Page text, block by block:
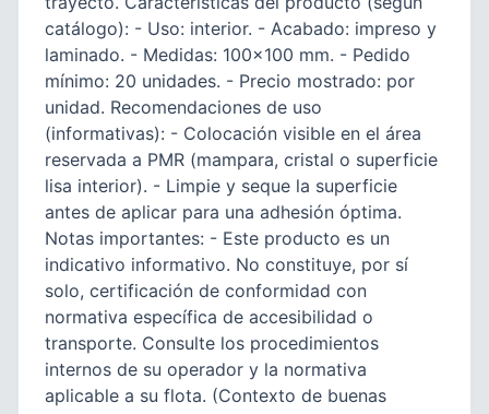
catálogo): - Uso: interior. - Acabado: impreso y
laminado. - Medidas: 100×100 mm. - Pedido
mínimo: 20 unidades. - Precio mostrado: por
unidad. Recomendaciones de uso
(informativas): - Colocación visible en el área
reservada a PMR (mampara, cristal o superficie
lisa interior). - Limpie y seque la superficie
antes de aplicar para una adhesión óptima.
Notas importantes: - Este producto es un
indicativo informativo. No constituye, por sí
solo, certificación de conformidad con
normativa específica de accesibilidad o
transporte. Consulte los procedimientos
internos de su operador y la normativa
aplicable a su flota. (Contexto de buenas